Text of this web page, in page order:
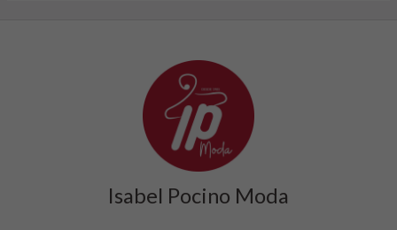
Isabel Pocino Moda